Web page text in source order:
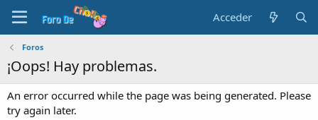
Acceder
Foros
¡Oops! Hay problemas.
An error occurred while the page was being generated. Please
try again later.